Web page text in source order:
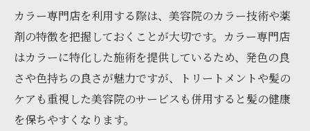
カラー専門店を利用する際は、美容院のカラー技術や薬
剤の特徴を把握しておくことが大切です。カラー専門店
はカラーに特化した施術を提供しているため、発色の良
さや色持ちの良さが魅力ですが、トリートメントや髪の
ケアも重視した美容院のサービスも併用すると髪の健康
を保ちやすくなります。